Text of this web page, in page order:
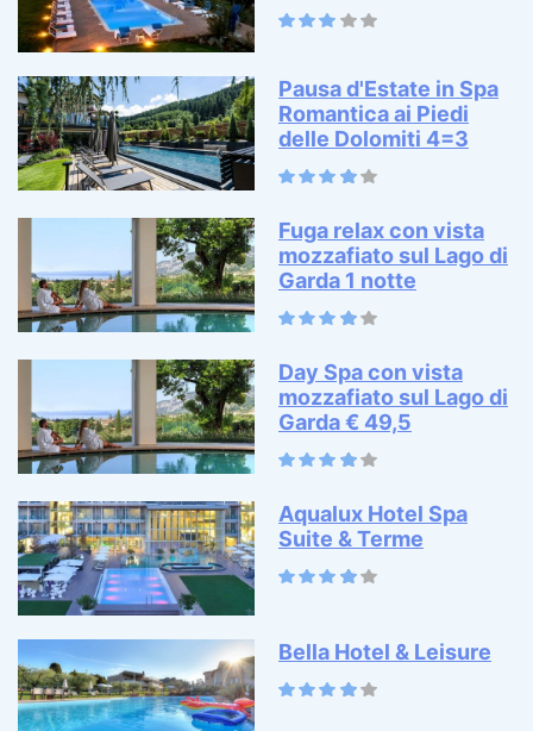
Pausa d'Estate in Spa
Romantica ai Piedi
delle Dolomiti 4=3
Fuga relax con vista
mozzafiato sul Lago di
Garda 1 notte
Day Spa con vista
mozzafiato sul Lago di
Garda € 49,5
Aqualux Hotel Spa
Suite & Terme
Bella Hotel & Leisure